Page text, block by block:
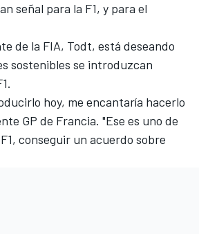
señal para la F1, y para el
de la FIA, Todt, está deseando
sostenibles se introduzcan
hoy, me encantaría hacerlo
GP de Francia. "Ese es uno de
conseguir un acuerdo sobre